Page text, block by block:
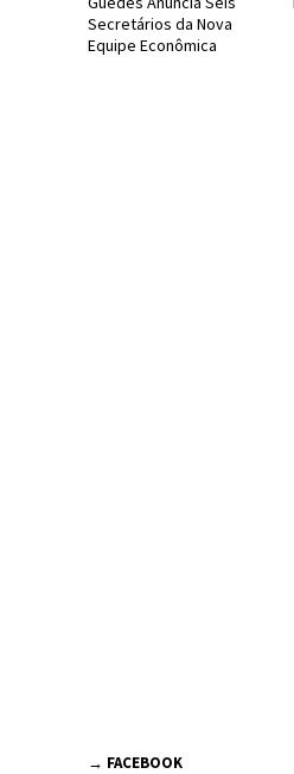
Secretários da Nova
Equipe Econômica
→ FACEBOOK